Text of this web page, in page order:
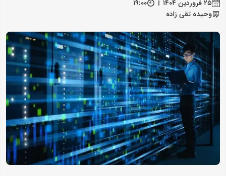
۲۵ فروردین ۱۴۰۴
۱۹:۰۰
وحیده تقی زاده